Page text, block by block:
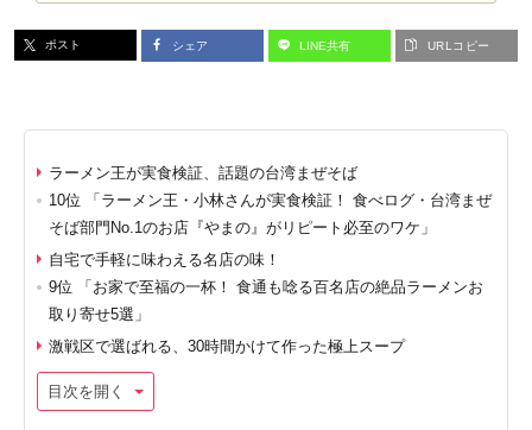
ポスト シェア LINE共有 URLコピー
ラーメン王が実食検証、話題の台湾まぜそば
10位 「ラーメン王・小林さんが実食検証！ 食べログ・台湾まぜ
そば部門No.1のお店『やまの』がリピート必至のワケ」
自宅で手軽に味わえる名店の味！
9位 「お家で至福の一杯！ 食通も唸る百名店の絶品ラーメンお
取り寄せ5選」
激戦区で選ばれる、30時間かけて作った極上スープ
目次を開く